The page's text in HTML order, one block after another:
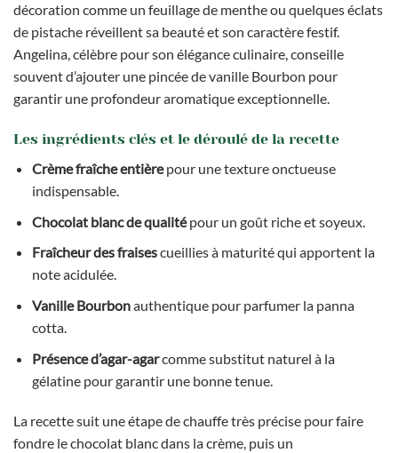
décoration comme un feuillage de menthe ou quelques éclats
de pistache réveillent sa beauté et son caractère festif.
Angelina, célèbre pour son élégance culinaire, conseille
souvent d’ajouter une pincée de vanille Bourbon pour
garantir une profondeur aromatique exceptionnelle.
Les ingrédients clés et le déroulé de la recette
Crème fraîche entièrepour une texture onctueuse
indispensable.
Chocolat blanc de qualitépour un goût riche et soyeux.
Fraîcheur des fraisescueillies à maturité qui apportent la
note acidulée.
Vanille Bourbonauthentique pour parfumer la panna
cotta.
Présence d’agar-agarcomme substitut naturel à la
gélatine pour garantir une bonne tenue.
La recette suit une étape de chauffe très précise pour faire
fondre le chocolat blanc dans la crème, puis un